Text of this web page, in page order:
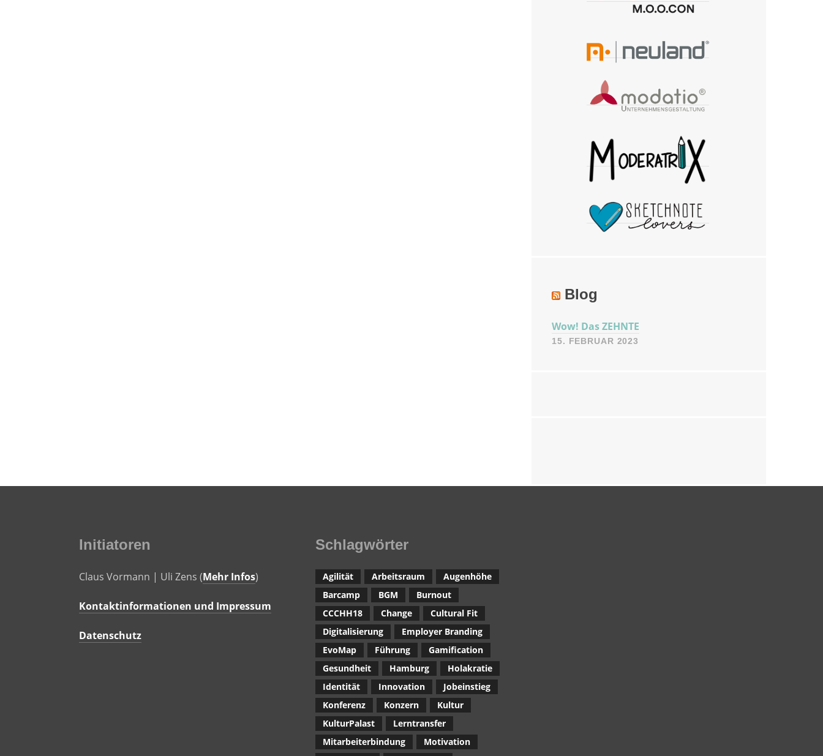
Blog
Wow! Das ZEHNTE
15. FEBRUAR 2023
Initiatoren
Claus Vormann | Uli Zens (Mehr Infos)
Kontaktinformationen und Impressum
Datenschutz
Schlagwörter
Agilität Arbeitsraum
Augenhöhe
Barcamp
BGM
Burnout
CCCHH18
Change
Cultural Fit
Digitalisierung
Employer Branding
EvoMap
Führung
Gamification
Gesundheit
Hamburg
Holakratie
Identität
Innovation
Jobeinstieg
Konferenz
Konzern
Kultur
KulturPalast
Lerntransfer
Mitarbeiterbindung
Motivation